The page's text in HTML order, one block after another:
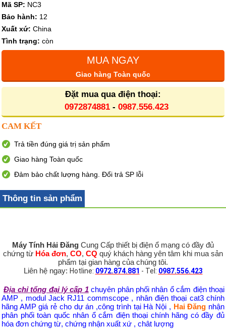
Mã SP: NC3
Bảo hành: 12
Xuất xứ: China
Tình trạng: còn
MUA NGAY
Giao hàng Toàn quốc
Đặt mua qua điện thoại:
0972874881- 0987.556.423
CAM KẾT
Trả tiền đúng giá trị sản phẩm
Giao hàng Toàn quốc
Đảm bảo chất lượng hàng. Đổi trả SP lỗi
Thông tin sản phẩm
Máy Tính Hải Đăng Cung Cấp thiết bị điện ổ mạng có đầy đủ
chứng từ Hóa đơn, CO, CQ quý khách hàng yên tâm khi mua sản
phẩm tại gian hàng của chúng tôi.
Liên hệ ngay: Hotline: 0972.874.881 - Tel: 0987.556.423
Địa chỉ tổng đại lý cấp 1chuyên phân phối nhân ổ cắm điện thoại
AMP , modul Jack RJ11 commscope , nhân điện thoại cat3 chính
hãng AMP giá rẻ cho dự án ,công trình tại Hà Nội , Hai Đăng nhận
phân phối toàn quốc nhân ổ cắm điện thoại chính hãng có đầy đủ
hóa đơn chứng từ, chứng nhận xuất xứ , chât lượng